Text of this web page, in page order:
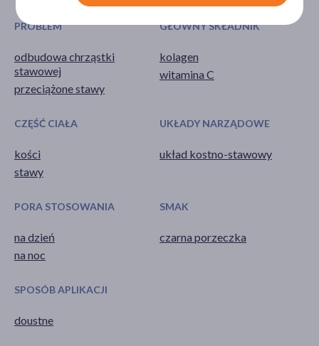
PROBLEM
odbudowa chrząstki
stawowej
przeciążone stawy
GŁÓWNY SKŁADNIK
kolagen
witamina C
CZĘŚĆ CIAŁA
kości
stawy
UKŁADY NARZĄDOWE
układ kostno-stawowy
PORA STOSOWANIA
na dzień
na noc
SMAK
czarna porzeczka
SPOSÓB APLIKACJI
doustne